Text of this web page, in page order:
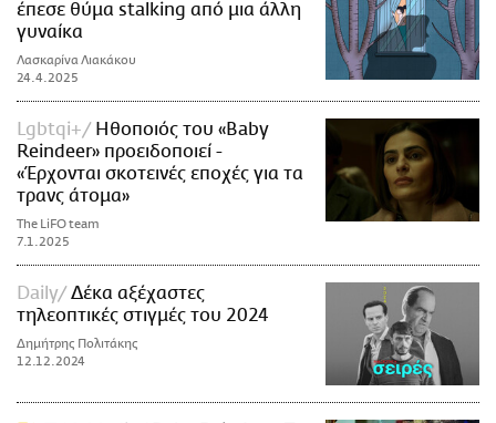
έπεσε θύμα stalking από μια άλλη
γυναίκα
Λασκαρίνα Λιακάκου
24.4.2025
Lgbtqi+
Ηθοποιός του «Baby
Reindeer» προειδοποιεί -
«Έρχονται σκοτεινές εποχές για τα
τρανς άτομα»
The LiFO team
7.1.2025
Daily
Δέκα αξέχαστες
τηλεοπτικές στιγμές του 2024
Δημήτρης Πολιτάκης
12.12.2024